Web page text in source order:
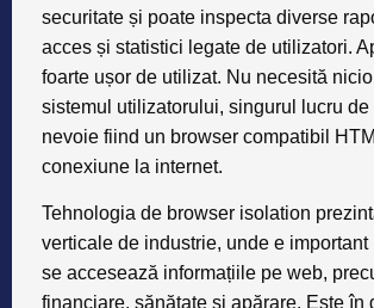
securitate și poate inspecta diverse
acces și statistici legate de utilizatori.
foarte ușor de utilizat. Nu necesită
sistemul utilizatorului, singurul lucru de
nevoie fiind un browser compatibil
conexiune la internet.
Tehnologia de browser isolation
verticale de industrie, unde e
se accesează informațiile pe web,
financiare, sănătate și apărare. Este în